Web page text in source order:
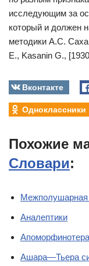
исследующим за
который и должен
методики А.С.
Е., Kasanin G.,
Вконтакте
Одноклассники
Похожие
Словари:
Межполушарная
Аналептики
Ашара—Тьера